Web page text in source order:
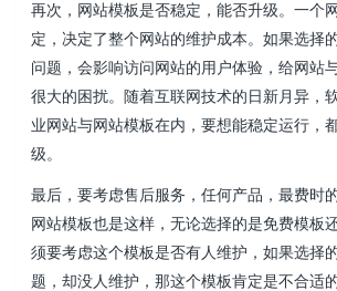
再次，网站模板是否稳定，能否升级。一个
定，决定了整个网站的维护成本。如果选择
问题，会影响访问网站的用户体验，给网站
很大的困扰。随着互联网技术的日新月异，
业网站与网站模板在内，要想能稳定运行，
级。
最后，要考虑售后服务，任何产品，最费时
网站模板也是这样，无论选择的是免费模板
须要考虑这个模板是否有人维护，如果选择
题，却没人维护，那这个模板肯定是不合适的